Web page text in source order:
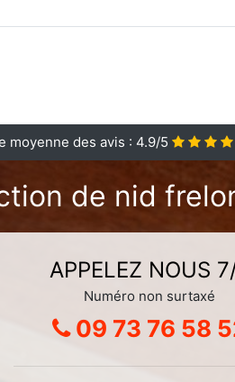
moyenne des avis : 4.9/5
de nid
APPELEZ NOUS
Numéro non surtaxé
09 73 76 58